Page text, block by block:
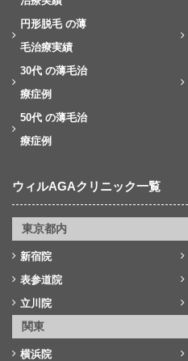
円形脱毛 の薄
毛治療実績
30代 の薄毛治
療症例
50代 の薄毛治
療症例
ウィルAGAクリニック一覧
東京都内
新宿院
表参道院
立川院
関東
横浜院